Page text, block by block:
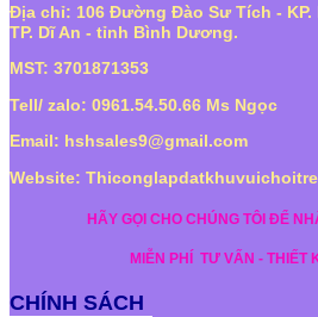
Địa chỉ: 106 Đường Đào Sư Tích - KP.
TP. Dĩ An - tỉnh Bình Dương.
MST: 3701871353
Tell/ zalo: 0961.54.50.66 Ms Ngọc
Email: hshsales9@gmail.com
Website:
HÃY GỌI CHO CHÚNG TÔI ĐỂ
MIỄN PHÍ TƯ VẤN - THIẾT
CHÍNH SÁCH